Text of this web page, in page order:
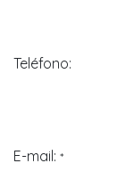
Teléfono:
E-mail: *